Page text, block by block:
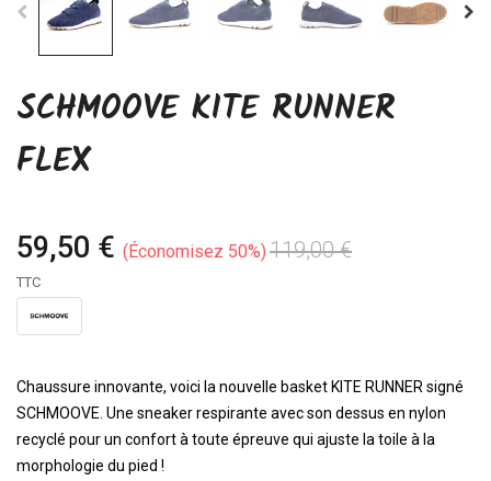
SCHMOOVE KITE RUNNER
FLEX
59,50 € Économisez 50% 119,00 €
TTC
Chaussure innovante, voici la nouvelle basket KITE RUNNER signé
SCHMOOVE. Une sneaker respirante avec son dessus en nylon
recyclé pour un confort à toute épreuve qui ajuste la toile à la
morphologie du pied !